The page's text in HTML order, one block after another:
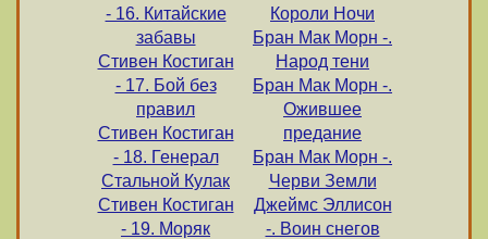
- 16. Китайские
забавы
Стивен Костиган
- 17. Бой без
правил
Стивен Костиган
- 18. Генерал
Стальной Кулак
Стивен Костиган
- 19. Моряк
Короли Ночи
Бран Мак Морн -.
Народ тени
Бран Мак Морн -.
Ожившее
предание
Бран Мак Морн -.
Черви Земли
Джеймс Эллисон
-. Воин снегов